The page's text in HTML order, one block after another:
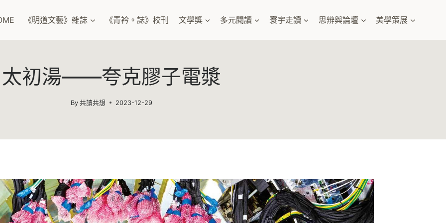
《明道文藝》雜誌 《青衿。誌》校刊 文學獎 多元閱讀 寰宇走讀 思辨與論壇 美學策展
太初湯——夸克膠子電漿
By 共讀共想 2023-12-29